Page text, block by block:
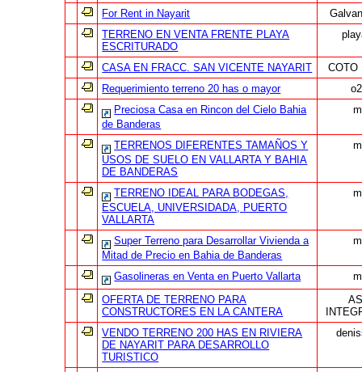
For Rent in Nayarit
TERRENO EN VENTA FRENTE PLAYA
ESCRITURADO
CASA EN FRACC. SAN VICENTE NAYARIT
COTO
Requerimiento terreno 20 has o mayor
Preciosa Casa en Rincon del Cielo Bahia
de Banderas
TERRENOS DIFERENTES TAMAÑOS Y
USOS DE SUELO EN VALLARTA Y BAHIA
DE BANDERAS
TERRENO IDEAL PARA BODEGAS,
ESCUELA, UNIVERSIDADA, PUERTO
VALLARTA
Super Terreno para Desarrollar Vivienda a
Mitad de Precio en Bahia de Banderas
Gasolineras en Venta en Puerto Vallarta
OFERTA DE TERRENO PARA
CONSTRUCTORES EN LA CANTERA
VENDO TERRENO 200 HAS EN RIVIERA
DE NAYARIT PARA DESARROLLO
TURISTICO